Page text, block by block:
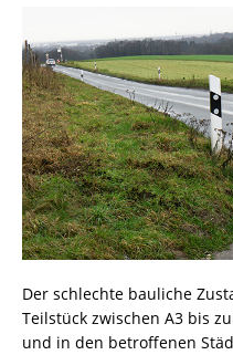
Der schlechte bauliche
Teilstück zwischen A3 bis
und in den betroffenen